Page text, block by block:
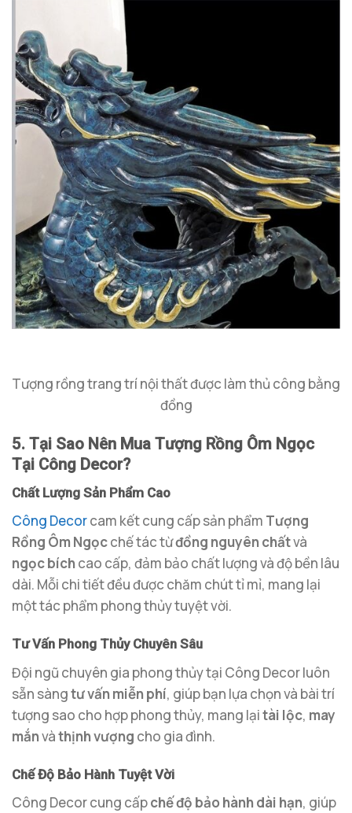
Tượng rồng trang trí nội thất được làm thủ công bằng
đồng
5. Tại Sao Nên Mua Tượng Rồng Ôm Ngọc
Tại Công Decor?
Chất Lượng Sản Phẩm Cao
Công Decorcam kết cung cấp sản phẩm Tượng
Rồng Ôm Ngọcchế tác từđồng nguyên chấtvà
ngọc bíchcao cấp, đảm bảo chất lượng và độ bền lâu
dài. Mỗi chi tiết đều được chăm chút tỉ mỉ, mang lại
một tác phẩm phong thủy tuyệt vời.
Tư Vấn Phong Thủy Chuyên Sâu
Đội ngũ chuyên gia phong thủy tại Công Decor luôn
sẵn sàngtư vấn miễn phí, giúp bạn lựa chọn và bài trí
tượng sao cho hợp phong thủy, mang lạitài lộc, may
mắnvàthịnh vượng cho gia đình.
Chế Độ Bảo Hành Tuyệt Vời
Công Decor cung cấpchế độ bảo hành dài hạn, giúp